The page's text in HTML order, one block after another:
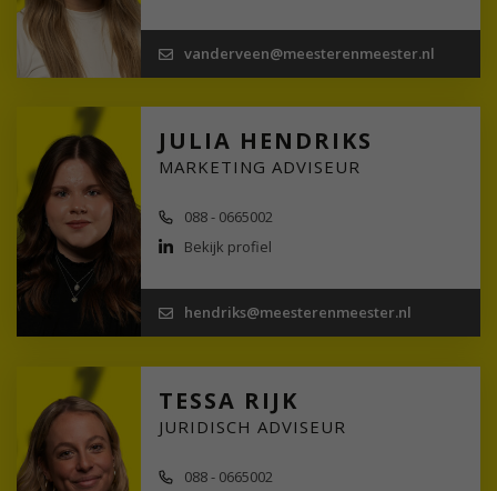
vanderveen@meesterenmeester.nl
JULIA HENDRIKS
MARKETING ADVISEUR
088 - 0665002
Bekijk profiel
hendriks@meesterenmeester.nl
TESSA RIJK
JURIDISCH ADVISEUR
088 - 0665002